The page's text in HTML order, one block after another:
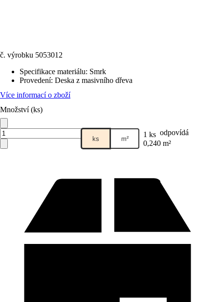
č. výrobku 5053012
Specifikace materiálu: Smrk
Provedení: Deska z masivního dřeva
Více informací o zboží
Množství (ks)
ks m² 1 ks odpovídá
0,240 m²